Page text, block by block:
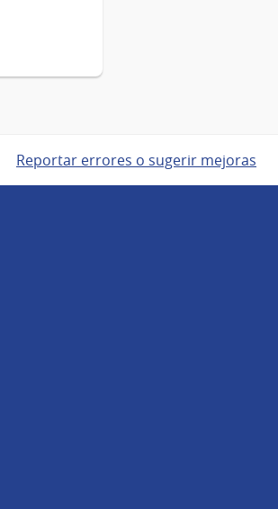
Reportar errores o sugerir mejoras